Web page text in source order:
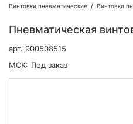
Винтовки пневматические Винтовки
Пневматическая
арт. 900508515
МСК: Под заказ